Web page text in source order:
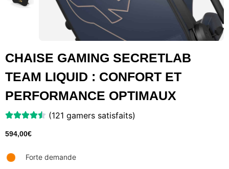
CHAISE GAMING SECRETLAB
TEAM LIQUID : CONFORT ET
PERFORMANCE OPTIMAUX
(121 gamers satisfaits)
594,00€
Forte demande